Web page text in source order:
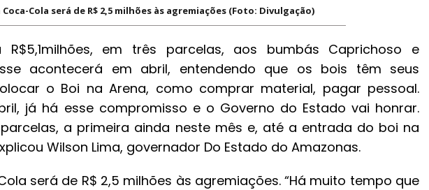
Cola será de R$ 2,5 milhões às agremiações (Foto: Divulgação)
R$5,1milhões, em três parcelas, aos bumbás Caprichoso e
acontecerá em abril, entendendo que os bois têm seus
o Boi na Arena, como comprar material, pagar pessoal.
já há esse compromisso e o Governo do Estado vai honrar.
a primeira ainda neste mês e, até a entrada do boi na
Wilson Lima, governador Do Estado do Amazonas.
será de R$ 2,5 milhões às agremiações. “Há muito tempo que